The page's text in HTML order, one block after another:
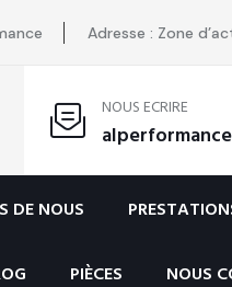
Adresse : Zone
NOUS ECRIRE
DE NOUS
PIÈCES NOUS